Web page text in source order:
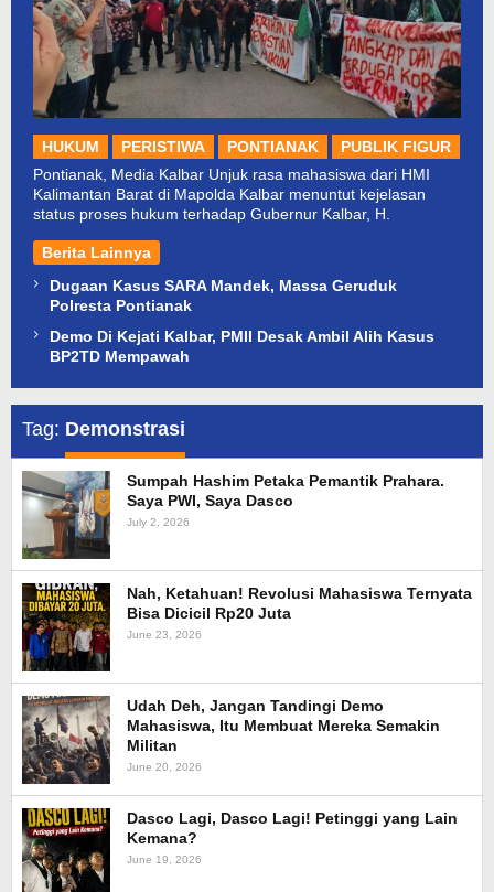
HUKUM PERISTIWA PONTIANAK
PUBLIK FIGUR
Pontianak, Media Kalbar Unjuk rasa mahasiswa dari HMI
Kalimantan Barat di Mapolda Kalbar menuntut kejelasan
status proses hukum terhadap Gubernur Kalbar, H.
Berita Lainnya
Dugaan Kasus SARA Mandek, Massa Geruduk
Polresta Pontianak
Demo Di Kejati Kalbar, PMII Desak Ambil Alih Kasus
BP2TD Mempawah
Tag: Demonstrasi
Sumpah Hashim Petaka Pemantik Prahara.
Saya PWI, Saya Dasco
July 2, 2026
Nah, Ketahuan! Revolusi Mahasiswa Ternyata
Bisa Dicicil Rp20 Juta
June 23, 2026
Udah Deh, Jangan Tandingi Demo
Mahasiswa, Itu Membuat Mereka Semakin
Militan
June 20, 2026
Dasco Lagi, Dasco Lagi! Petinggi yang Lain
Kemana?
June 19, 2026